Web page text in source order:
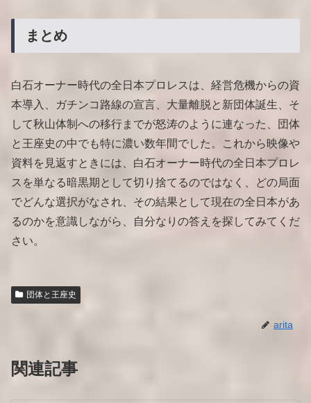
まとめ
白石オーナー時代の全日本プロレスは、経営危機からの資
本導入、ガチンコ路線の宣言、大量離脱と新団体誕生、そ
して秋山体制への移行までが怒涛のように連なった、団体
と王座史の中でも特に濃い数年間でした。これから映像や
資料を見返すときには、白石オーナー時代の全日本プロレ
スを単なる暗黒期として切り捨てるのではなく、どの局面
でどんな選択がなされ、その結果として現在の全日本があ
るのかを意識しながら、自分なりの答えを探してみてくだ
さい。
団体と王座史
arita
関連記事